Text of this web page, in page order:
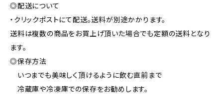
◎配送について
・クリックポストにて配送。送料が別途かかります。
送料は複数の商品をお買上げ頂いた場合でも定額の送料となり
ます。
◎保存方法
いつまでも美味しく頂けるように飲む直前まで
冷蔵庫や冷凍庫での保存をお勧めします。